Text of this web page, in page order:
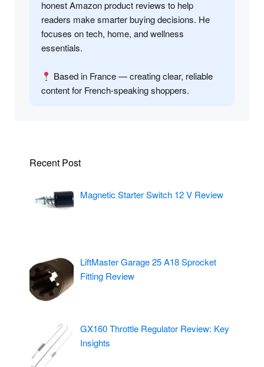
honest Amazon product reviews to help
readers make smarter buying decisions. He
focuses on tech, home, and wellness
essentials.
Based in France — creating clear, reliable
content for French-speaking shoppers.
Recent Post
Magnetic Starter Switch 12 V Review
LiftMaster Garage 25 A18 Sprocket
Fitting Review
GX160 Throttle Regulator Review: Key
Insights